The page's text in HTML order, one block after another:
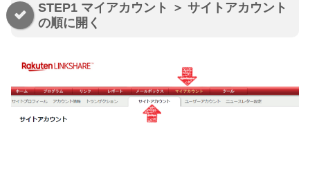
STEP1 マイアカウント ＞ サイトアカウント
の順に開く